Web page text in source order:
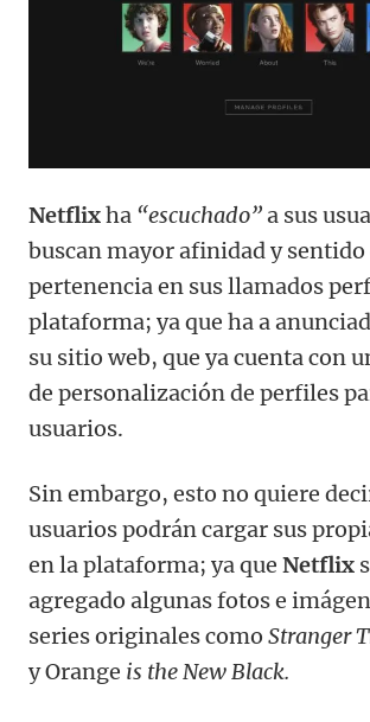
Netflixha “escuchado”a sus
buscan mayor afinidad y sentido
pertenencia en sus llamados
plataforma; ya que ha a
su sitio web, que ya cuenta con
de personalización de perfiles
usuarios.
Sin embargo, esto no quiere
usuarios podrán cargar sus
en la plataforma; ya que Netflix
agregado algunas fotos e
series originales como Stranger
y Orange is theNew Black.